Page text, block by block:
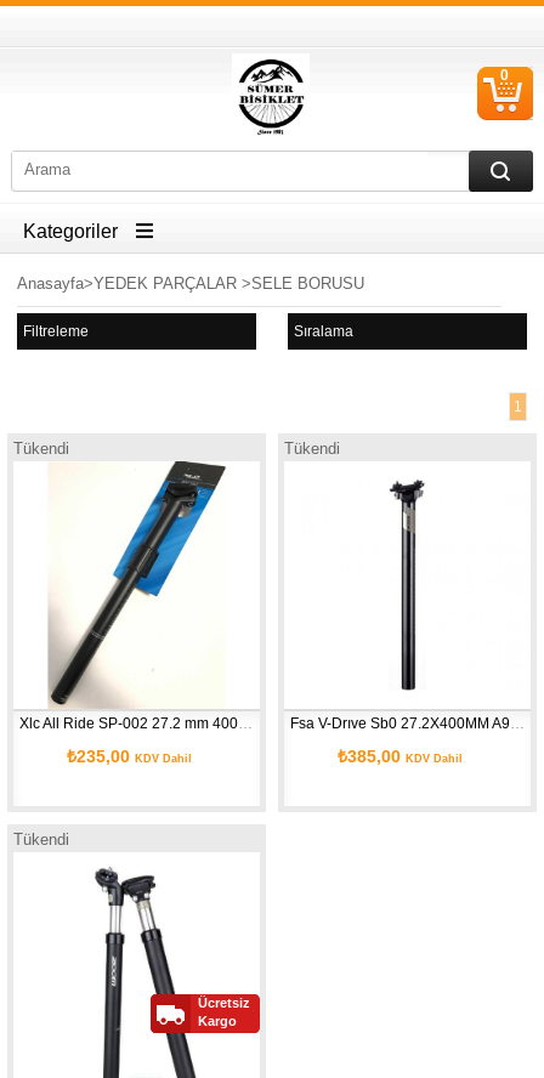
0
Kategoriler
Anasayfa>YEDEK PARÇALAR>SELE BORUSU
Filtreleme Sıralama
1
Tükendi
Xlc All Ride SP-002 27.2 mm 400 mm 00 mm Sele Sapi
₺235,00 KDV Dahil
Tükendi
₺385,00 KDV Dahil
Tükendi
Ücretsiz
Kargo